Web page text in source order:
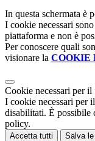
In questa schermata è
I cookie necessari
piattaforma e non è
Per conoscere quali
visionare la COOKIE
Cookie necessari per
I cookie necessari per
disabilitati. È possibile
policy.
Accetta tutti Salva